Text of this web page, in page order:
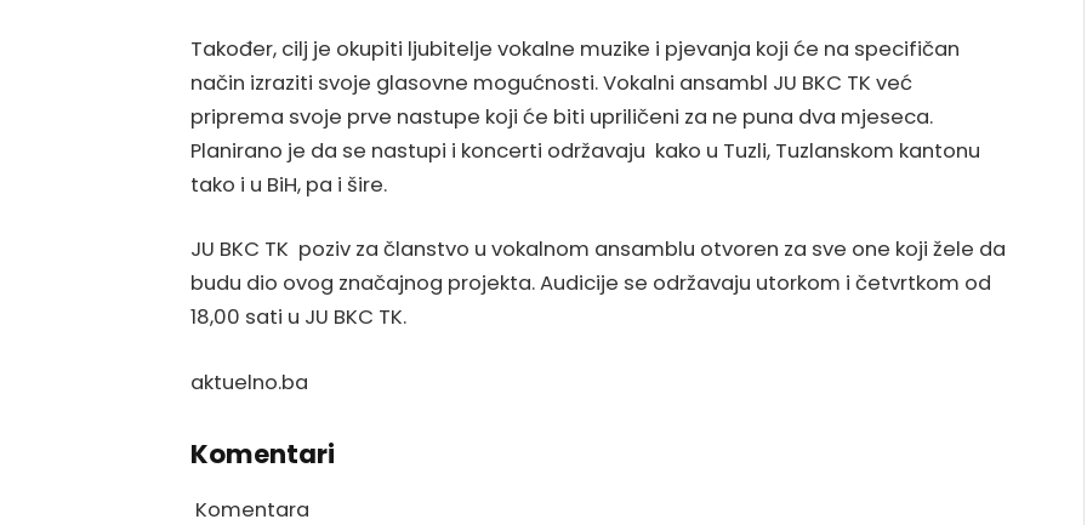
Također, cilj je okupiti ljubitelje vokalne muzike i pjevanja koji će na specifičan
način izraziti svoje glasovne mogućnosti. Vokalni ansambl JU BKC TK već
priprema svoje prve nastupe koji će biti upriličeni za ne puna dva mjeseca.
Planirano je da se nastupi i koncerti održavaju kako u Tuzli, Tuzlanskom kantonu
tako i u BiH, pa i šire.
JU BKC TK poziv za članstvo u vokalnom ansamblu otvoren za sve one koji žele da
budu dio ovog značajnog projekta. Audicije se održavaju utorkom i četvrtkom od
18,00 sati u JU BKC TK.
aktuelno.ba
Komentari
Komentara